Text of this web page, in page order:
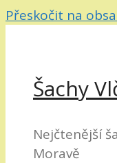
Přeskočit na
Šachy
Nejčtenější
Moravě